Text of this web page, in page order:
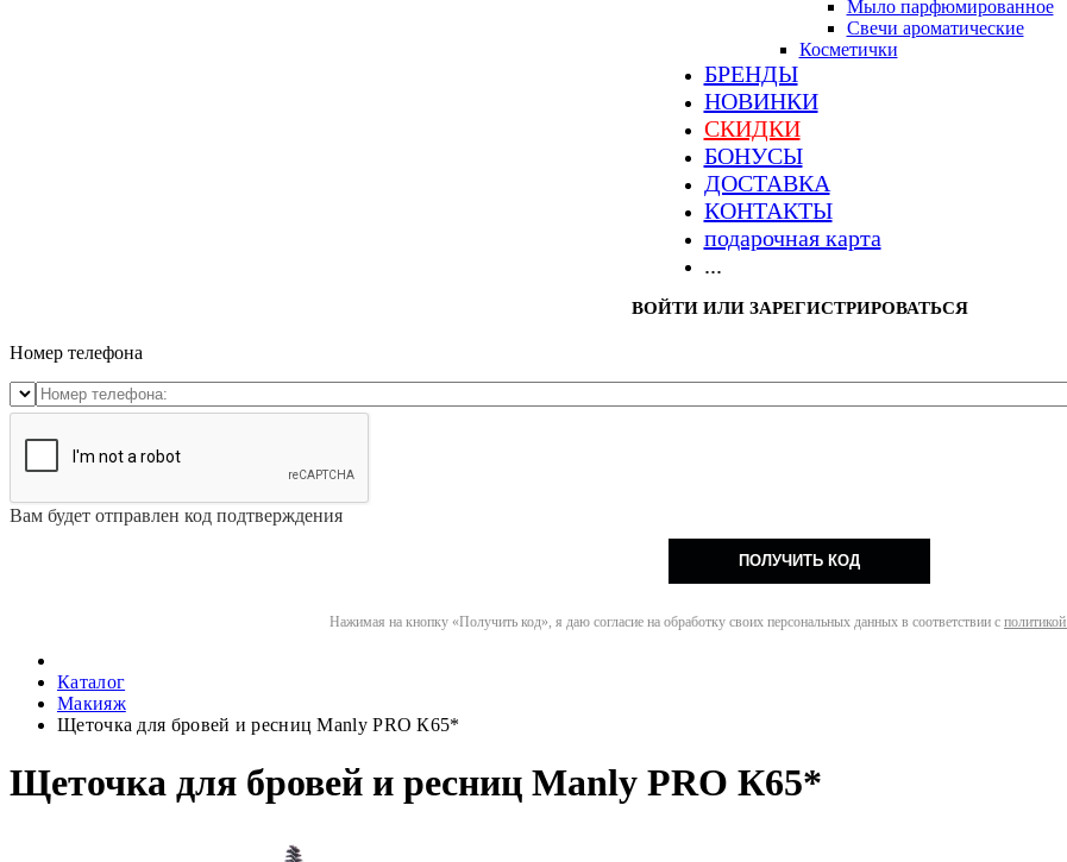
Мыло парфюмированное
Свечи ароматические
Косметички
БРЕНДЫ
НОВИНКИ
СКИДКИ
БОНУСЫ
ДОСТАВКА
КОНТАКТЫ
подарочная карта
...
ВОЙТИ ИЛИ ЗАРЕГИСТРИРОВАТЬСЯ
Номер телефона
Вам будет отправлен код подтверждения
ПОЛУЧИТЬ КОД
Нажимая на кнопку «Получить код», я даю согласие на обработку своих персональных данных в соответствии с
Каталог
Макияж
Щеточка для бровей и ресниц Manly PRO К65*
Щеточка для бровей и ресниц Manly PRO К65*